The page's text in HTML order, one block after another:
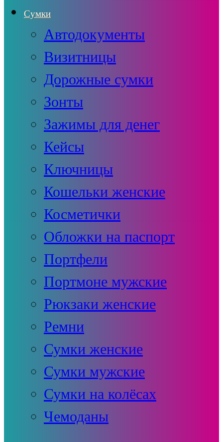
Сумки
Автодокументы
Визитницы
Дорожные сумки
Зонты
Зажимы для денег
Кейсы
Ключницы
Кошельки женские
Косметички
Обложки на паспорт
Портфели
Портмоне мужские
Рюкзаки женские
Ремни
Сумки женские
Сумки мужские
Сумки на колёсах
Чемоданы